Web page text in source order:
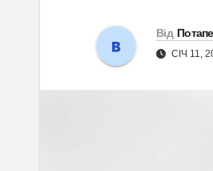
Від
СІЧ 11,